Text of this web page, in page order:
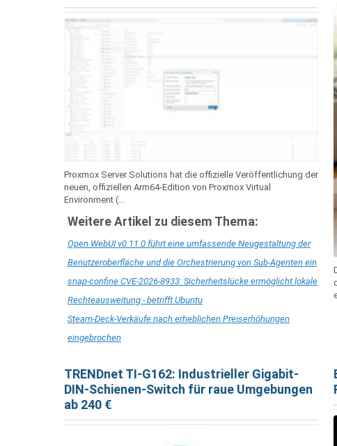
Proxmox Server Solutions hat die offizielle Veröffentlichung der
neuen, offiziellen Arm64-Edition von Proxmox Virtual
Environment (...
Weitere Artikel zu diesem Thema:
Open WebUI v0.11.0 führt eine umfassende Neugestaltung der
Benutzeroberfläche und die Orchestrierung von Sub-Agenten ein
snap-confine CVE-2026-8933: Sicherheitslücke ermöglicht lokale
Rechteausweitung - betrifft Ubuntu
Steam-Deck-Verkäufe nach erheblichen Preiserhöhungen
eingebrochen
TRENDnet TI-G162: Industrieller Gigabit-
DIN-Schienen-Switch für raue Umgebungen
ab 240 €